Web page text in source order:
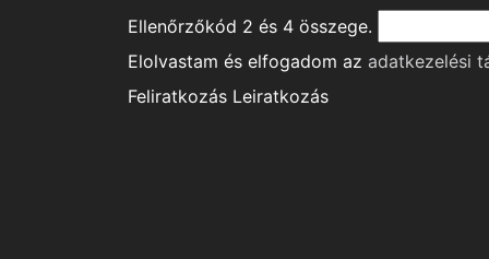
Ellenőrzőkód 2 és 4 összege.
Elolvastam és elfogadom az adatkezelési
Feliratkozás Leiratkozás